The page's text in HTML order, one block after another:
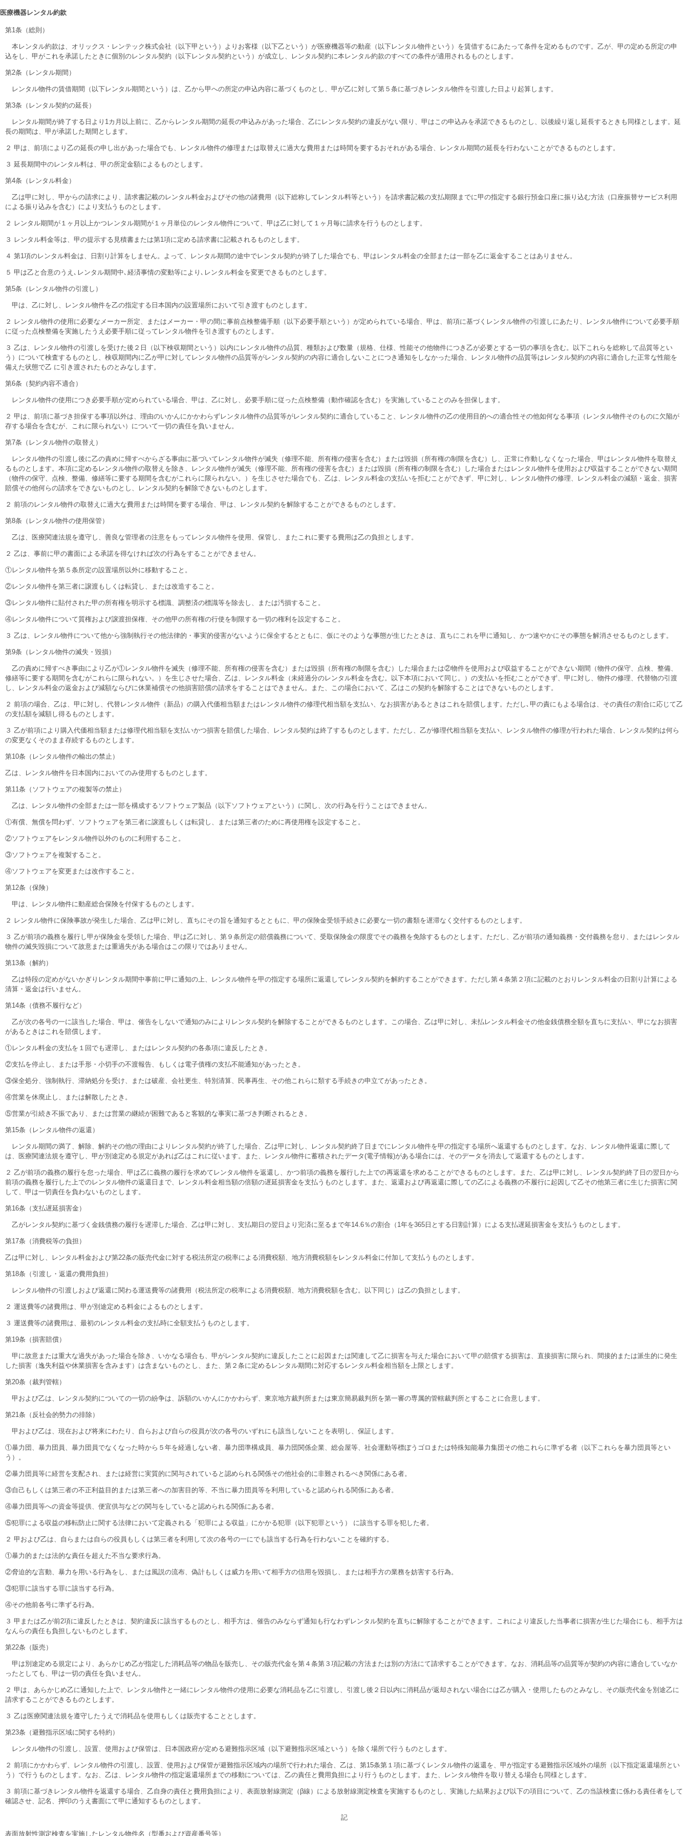
医療機器レンタル約款
第1条（総則）
本レンタル約款は、オリックス・レンテック株式会社（以下甲という）よりお客様（以下乙という）が医療機器等の動産（以下レンタル物件という）を賃借するにあたって条件を定めるものです。乙が、甲の定める所定の申
込をし、甲がこれを承諾したときに個別のレンタル契約（以下レンタル契約という）が成立し、レンタル契約に本レンタル約款のすべての条件が適用されるものとします。
第2条（レンタル期間）
レンタル物件の賃借期間（以下レンタル期間という）は、乙から甲への所定の申込内容に基づくものとし、甲が乙に対して第５条に基づきレンタル物件を引渡した日より起算します。
第3条（レンタル契約の延長）
レンタル期間が終了する日より1カ月以上前に、乙からレンタル期間の延長の申込みがあった場合、乙にレンタル契約の違反がない限り、甲はこの申込みを承諾できるものとし、以後繰り返し延長するときも同様とします。延
長の期間は、甲が承諾した期間とします。
２ 甲は、前項により乙の延長の申し出があった場合でも、レンタル物件の修理または取替えに過大な費用または時間を要するおそれがある場合、レンタル期間の延長を行わないことができるものとします。
３ 延長期間中のレンタル料は、甲の所定金額によるものとします。
第4条（レンタル料金）
乙は甲に対し、甲からの請求により、請求書記載のレンタル料金およびその他の諸費用（以下総称してレンタル料等という）を請求書記載の支払期限までに甲の指定する銀行預金口座に振り込む方法（口座振替サービス利用
による振り込みを含む）により支払うものとします。
２ レンタル期間が１ヶ月以上かつレンタル期間が１ヶ月単位のレンタル物件について、甲は乙に対して１ヶ月毎に請求を行うものとします。
３ レンタル料金等は、甲の提示する見積書または第1項に定める請求書に記載されるものとします。
４ 第1項のレンタル料金は、日割り計算をしません。よって、レンタル期間の途中でレンタル契約が終了した場合でも、甲はレンタル料金の全部または一部を乙に返金することはありません。
５ 甲は乙と合意のうえ､レンタル期間中､経済事情の変動等により､レンタル料金を変更できるものとします。
第5条（レンタル物件の引渡し）
甲は、乙に対し、レンタル物件を乙の指定する日本国内の設置場所において引き渡すものとします。
２ レンタル物件の使用に必要なメーカー所定、またはメーカー・甲の間に事前点検整備手順（以下必要手順という）が定められている場合、甲は、前項に基づくレンタル物件の引渡しにあたり、レンタル物件について必要手順
に従った点検整備を実施したうえ必要手順に従ってレンタル物件を引き渡すものとします。
３ 乙は、レンタル物件の引渡しを受けた後２日（以下検収期間という）以内にレンタル物件の品質、種類および数量（規格、仕様、性能その他物件につき乙が必要とする一切の事項を含む。以下これらを総称して品質等とい
う）について検査するものとし、検収期間内に乙が甲に対してレンタル物件の品質等がレンタル契約の内容に適合しないことにつき通知をしなかった場合、レンタル物件の品質等はレンタル契約の内容に適合した正常な性能を
備えた状態で乙 に引き渡されたものとみなします。
第6条（契約内容不適合）
レンタル物件の使用につき必要手順が定められている場合、甲は、乙に対し、必要手順に従った点検整備（動作確認を含む）を実施していることのみを担保します。
２ 甲は、前項に基づき担保する事項以外は、理由のいかんにかかわらずレンタル物件の品質等がレンタル契約に適合していること、レンタル物件の乙の使用目的への適合性その他如何なる事項（レンタル物件そのものに欠陥が
存する場合を含むが、これに限られない）について一切の責任を負いません。
第7条（レンタル物件の取替え）
レンタル物件の引渡し後に乙の責めに帰すべからざる事由に基づいてレンタル物件が滅失（修理不能、所有権の侵害を含む）または毀損（所有権の制限を含む）し、正常に作動しなくなった場合、甲はレンタル物件を取替え
るものとします。本項に定めるレンタル物件の取替えを除き、レンタル物件が滅失（修理不能、所有権の侵害を含む）または毀損（所有権の制限を含む）した場合またはレンタル物件を使用および収益することができない期間
（物件の保守、点検、整備、修繕等に要する期間を含むがこれらに限られない。）を生じさせた場合でも、乙は、レンタル料金の支払いを拒むことができず、甲に対し、レンタル物件の修理、レンタル料金の減額・返金、損害
賠償その他何らの請求をできないものとし、レンタル契約を解除できないものとします。
２ 前項のレンタル物件の取替えに過大な費用または時間を要する場合、甲は、レンタル契約を解除することができるものとします。
第8条（レンタル物件の使用保管）
乙は、医療関連法規を遵守し、善良な管理者の注意をもってレンタル物件を使用、保管し、またこれに要する費用は乙の負担とします。
２ 乙は、事前に甲の書面による承諾を得なければ次の行為をすることができません。
①レンタル物件を第５条所定の設置場所以外に移動すること。
②レンタル物件を第三者に譲渡もしくは転貸し、または改造すること。
③レンタル物件に貼付された甲の所有権を明示する標識、調整済の標識等を除去し、または汚損すること。
④レンタル物件について質権および譲渡担保権、その他甲の所有権の行使を制限する一切の権利を設定すること。
３ 乙は、レンタル物件について他から強制執行その他法律的・事実的侵害がないように保全するとともに、仮にそのような事態が生じたときは、直ちにこれを甲に通知し、かつ速やかにその事態を解消させるものとします。
第9条（レンタル物件の滅失・毀損）
乙の責めに帰すべき事由により乙が①レンタル物件を滅失（修理不能、所有権の侵害を含む）または毀損（所有権の制限を含む）した場合または②物件を使用および収益することができない期間（物件の保守、点検、整備、
修繕等に要する期間を含むがこれらに限られない。）を生じさせた場合、乙は、レンタル料金（未経過分のレンタル料金を含む。以下本項において同じ。）の支払いを拒むことができず、甲に対し、物件の修理、代替物の引渡
し、レンタル料金の返金および減額ならびに休業補償その他損害賠償の請求をすることはできません。また、この場合において、乙はこの契約を解除することはできないものとします。
２ 前項の場合、乙は、甲に対し、代替レンタル物件（新品）の購入代価相当額またはレンタル物件の修理代相当額を支払い、なお損害があるときはこれを賠償します。ただし､甲の責にもよる場合は、その責任の割合に応じて乙
の支払額を減額し得るものとします。
３ 乙が前項により購入代価相当額または修理代相当額を支払いかつ損害を賠償した場合、レンタル契約は終了するものとします。ただし、乙が修理代相当額を支払い、レンタル物件の修理が行われた場合、レンタル契約は何ら
の変更なくそのまま存続するものとします。
第10条（レンタル物件の輸出の禁止）
乙は、レンタル物件を日本国内においてのみ使用するものとします。
第11条（ソフトウェアの複製等の禁止）
乙は、レンタル物件の全部または一部を構成するソフトウェア製品（以下ソフトウェアという）に関し、次の行為を行うことはできません。
①有償、無償を問わず、ソフトウェアを第三者に譲渡もしくは転貸し、または第三者のために再使用権を設定すること。
②ソフトウェアをレンタル物件以外のものに利用すること。
③ソフトウェアを複製すること。
④ソフトウェアを変更または改作すること。
第12条（保険）
甲は、レンタル物件に動産総合保険を付保するものとします。
２ レンタル物件に保険事故が発生した場合、乙は甲に対し、直ちにその旨を通知するとともに、甲の保険金受領手続きに必要な一切の書類を遅滞なく交付するものとします。
３ 乙が前項の義務を履行し甲が保険金を受領した場合、甲は乙に対し、第９条所定の賠償義務について、受取保険金の限度でその義務を免除するものとします。ただし、乙が前項の通知義務・交付義務を怠り、またはレンタル
物件の滅失毀損について故意または重過失がある場合はこの限りではありません。
第13条（解約）
乙は特段の定めがないかぎりレンタル期間中事前に甲に通知の上、レンタル物件を甲の指定する場所に返還してレンタル契約を解約することができます。ただし第４条第２項に記載のとおりレンタル料金の日割り計算による
清算・返金は行いません。
第14条（債務不履行など）
乙が次の各号の一に該当した場合、甲は、催告をしないで通知のみによりレンタル契約を解除することができるものとします。この場合、乙は甲に対し、未払レンタル料金その他金銭債務全額を直ちに支払い、甲になお損害
があるときはこれを賠償します。
①レンタル料金の支払を１回でも遅滞し、またはレンタル契約の各条項に違反したとき。
②支払を停止し、または手形・小切手の不渡報告、もしくは電子債権の支払不能通知があったとき。
③保全処分、強制執行、滞納処分を受け、または破産、会社更生、特別清算、民事再生、その他これらに類する手続きの申立てがあったとき。
④営業を休廃止し、または解散したとき。
⑤営業が引続き不振であり、または営業の継続が困難であると客観的な事実に基づき判断されるとき。
第15条（レンタル物件の返還）
レンタル期間の満了、解除、解約その他の理由によりレンタル契約が終了した場合、乙は甲に対し、レンタル契約終了日までにレンタル物件を甲の指定する場所へ返還するものとします。なお、レンタル物件返還に際して
は、医療関連法規を遵守し、甲が別途定める規定があれば乙はこれに従います。また、レンタル物件に蓄積されたデータ(電子情報)がある場合には、そのデータを消去して返還するものとします。
２ 乙が前項の義務の履行を怠った場合、甲は乙に義務の履行を求めてレンタル物件を返還し、かつ前項の義務を履行した上での再返還を求めることができるものとします。また、乙は甲に対し、レンタル契約終了日の翌日から
前項の義務を履行した上でのレンタル物件の返還日まで、レンタル料金相当額の倍額の遅延損害金を支払うものとします。また、返還および再返還に際しての乙による義務の不履行に起因して乙その他第三者に生じた損害に関
して、甲は一切責任を負わないものとします。
第16条（支払遅延損害金）
乙がレンタル契約に基づく金銭債務の履行を遅滞した場合、乙は甲に対し、支払期日の翌日より完済に至るまで年14.6％の割合（1年を365日とする日割計算）による支払遅延損害金を支払うものとします。
第17条（消費税等の負担）
乙は甲に対し、レンタル料金および第22条の販売代金に対する税法所定の税率による消費税額、地方消費税額をレンタル料金に付加して支払うものとします。
第18条（引渡し・返還の費用負担）
レンタル物件の引渡しおよび返還に関わる運送費等の諸費用（税法所定の税率による消費税額、地方消費税額を含む。以下同じ）は乙の負担とします。
２ 運送費等の諸費用は、甲が別途定める料金によるものとします。
３ 運送費等の諸費用は、最初のレンタル料金の支払時に全額支払うものとします。
第19条（損害賠償）
甲に故意または重大な過失があった場合を除き、いかなる場合も、甲がレンタル契約に違反したことに起因または関連して乙に損害を与えた場合において甲の賠償する損害は、直接損害に限られ、間接的または派生的に発生
した損害（逸失利益や休業損害を含みます）は含まないものとし、また、第２条に定めるレンタル期間に対応するレンタル料金相当額を上限とします。
第20条（裁判管轄）
甲および乙は、レンタル契約についての一切の紛争は、訴額のいかんにかかわらず、東京地方裁判所または東京簡易裁判所を第一審の専属的管轄裁判所とすることに合意します。
第21条（反社会的勢力の排除）
甲および乙は、現在および将来にわたり、自らおよび自らの役員が次の各号のいずれにも該当しないことを表明し、保証します。
①暴力団、暴力団員、暴力団員でなくなった時から５年を経過しない者、暴力団準構成員、暴力団関係企業、総会屋等、社会運動等標ぼうゴロまたは特殊知能暴力集団その他これらに準ずる者（以下これらを暴力団員等とい
う）。
②暴力団員等に経営を支配され、または経営に実質的に関与されていると認められる関係その他社会的に非難されるべき関係にある者。
③自己もしくは第三者の不正利益目的または第三者への加害目的等、不当に暴力団員等を利用していると認められる関係にある者。
④暴力団員等への資金等提供、便宜供与などの関与をしていると認められる関係にある者。
⑤犯罪による収益の移転防止に関する法律において定義される「犯罪による収益」にかかる犯罪（以下犯罪という） に該当する罪を犯した者。
２ 甲および乙は、自らまたは自らの役員もしくは第三者を利用して次の各号の一にでも該当する行為を行わないことを確約する。
①暴力的または法的な責任を超えた不当な要求行為。
②脅迫的な言動、暴力を用いる行為をし、または風説の流布、偽計もしくは威力を用いて相手方の信用を毀損し、または相手方の業務を妨害する行為。
③犯罪に該当する罪に該当する行為。
④その他前各号に準ずる行為。
３ 甲または乙が前2項に違反したときは、契約違反に該当するものとし、相手方は、催告のみならず通知も行なわずレンタル契約を直ちに解除することができます。これにより違反した当事者に損害が生じた場合にも、相手方は
なんらの責任も負担しないものとします。
第22条（販売）
甲は別途定める規定により、あらかじめ乙が指定した消耗品等の物品を販売し、その販売代金を第４条第３項記載の方法または別の方法にて請求することができます。なお、消耗品等の品質等が契約の内容に適合していなか
ったとしても、甲は一切の責任を負いません。
２ 甲は、あらかじめ乙に通知した上で、レンタル物件と一緒にレンタル物件の使用に必要な消耗品を乙に引渡し、引渡し後２日以内に消耗品が返却されない場合には乙が購入・使用したものとみなし、その販売代金を別途乙に
請求することができるものとします。
３ 乙は医療関連法規を遵守したうえで消耗品を使用もしくは販売することとします。
第23条（避難指示区域に関する特約）
レンタル物件の引渡し、設置、使用および保管は、日本国政府が定める避難指示区域（以下避難指示区域という）を除く場所で行うものとします。
２ 前項にかかわらず、レンタル物件の引渡し、設置、使用および保管が避難指示区域内の場所で行われた場合、乙は、第15条第１項に基づくレンタル物件の返還を、甲が指定する避難指示区域外の場所（以下指定返還場所とい
う）で行うものとします。なお、乙は、レンタル物件の指定返還場所までの移動については、乙の責任と費用負担により行うものとします。また、レンタル物件を取り替える場合も同様とします。
３ 前項に基づきレンタル物件を返還する場合、乙自身の責任と費用負担により、表面放射線測定（β線）による放射線測定検査を実施するものとし、実施した結果および以下の項目について、乙の当該検査に係わる責任者をして
確認させ、記名、押印のうえ書面にて甲に通知するものとします。
記
表面放射性測定検査を実施したレンタル物件名（型番および資産番号等）